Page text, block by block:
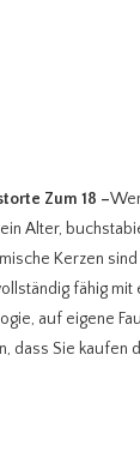
Zum 18 –
Alter,
Kerzen
fähig
auf eigene
dass Sie kaufen